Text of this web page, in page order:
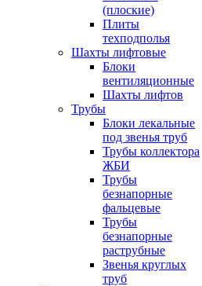
(плоские)
Плиты
техподполья
Шахты лифтовые
Блоки
вентиляционные
Шахты лифтов
Трубы
Блоки лекальные
под звенья труб
Трубы коллектора
ЖБИ
Трубы
безнапорные
фальцевые
Трубы
безнапорные
раструбные
Звенья круглых
труб